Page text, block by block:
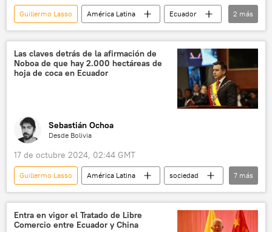
Guillermo Lasso América Latina
Ecuador
Tribunal Contencioso Electoral (TCE) de Ecuador
Daniel Noboa
2 más
Las claves detrás de la afirmación de
Noboa de que hay 2.000 hectáreas de
hoja de coca en Ecuador
Sebastián Ochoa
Desde Bolivia
17 de octubre 2024, 02:44 GMT
Guillermo Lasso América Latina
sociedad
Daniel Noboa
Ecuador
Colombia
Perú
ONU Bolivia coca
7 más
Entra en vigor el Tratado de Libre
Comercio entre Ecuador y China